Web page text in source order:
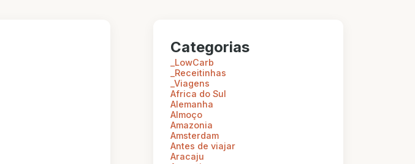
Categorias
_LowCarb
_Receitinhas
_Viagens
Africa do Sul
Alemanha
Almoço
Amazonia
Amsterdam
Antes de viajar
Aracaju